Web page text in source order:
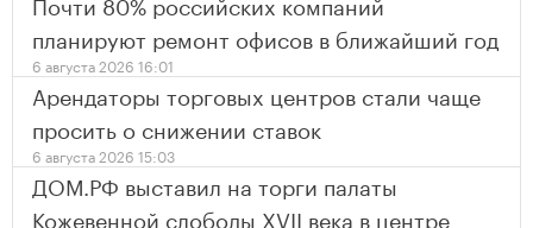
планируют ремонт офисов в ближайший год
6 августа 2026 16:01
Арендаторы торговых центров стали чаще
просить о снижении ставок
6 августа 2026 15:03
ДОМ.РФ выставил на торги палаты
Кожевенной слободы XVII века в центре